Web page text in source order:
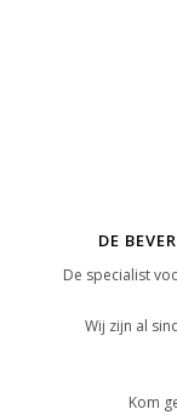
DE
De specialist
Wij zijn al
Kom